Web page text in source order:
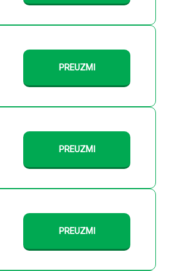
PREUZMI
PREUZMI
PREUZMI